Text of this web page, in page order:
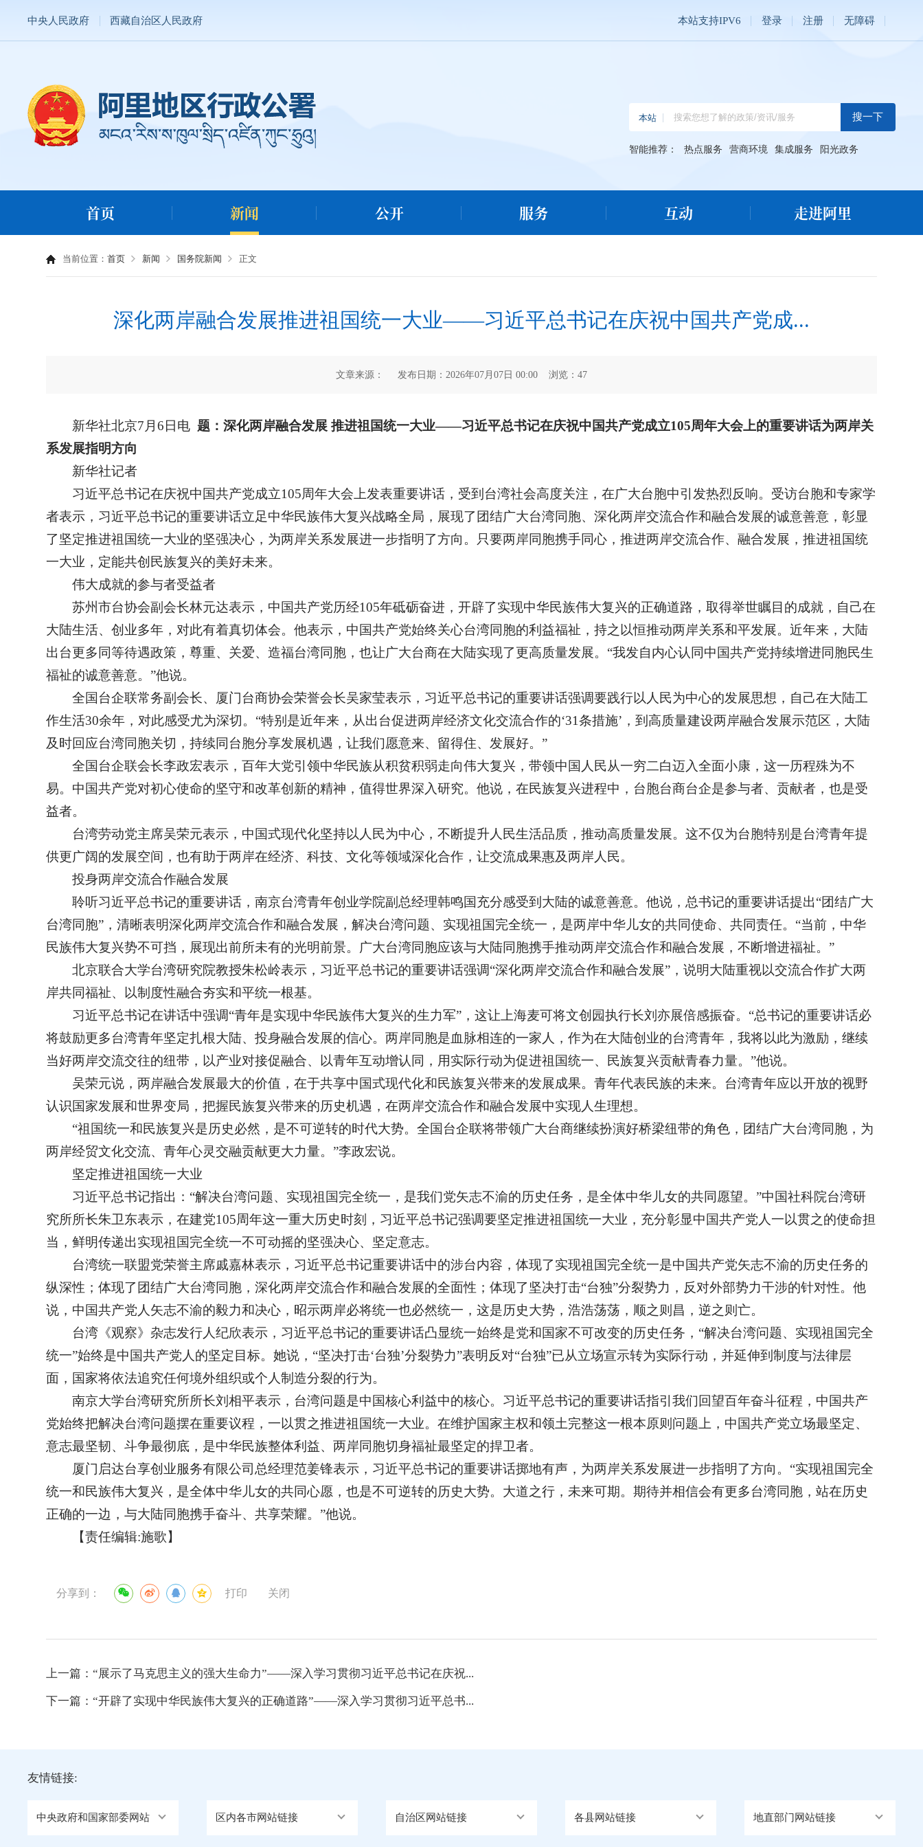
中央人民政府 西藏自治区人民政府 本站支持IPV6 登录 注册 无障碍
智能推荐： 热点服务 营商环境 集成服务 阳光政务
首页 新闻 公开 服务 互动 走进阿里
当前位置：首页 新闻 国务院新闻 正文
深化两岸融合发展推进祖国统一大业——习近平总书记在庆祝中国共产党成...
文章来源： 发布日期：2026年07月07日 00:00 浏览： 47
新华社北京7月6日电 题：深化两岸融合发展 推进祖国统一大业——习近平总书记在庆祝中国共产党成立105周年大会上的重要讲话为两岸关
系发展指明方向
新华社记者
习近平总书记在庆祝中国共产党成立105周年大会上发表重要讲话，受到台湾社会高度关注，在广大台胞中引发热烈反响。受访台胞和专家学
者表示，习近平总书记的重要讲话立足中华民族伟大复兴战略全局，展现了团结广大台湾同胞、深化两岸交流合作和融合发展的诚意善意，彰显
了坚定推进祖国统一大业的坚强决心，为两岸关系发展进一步指明了方向。只要两岸同胞携手同心，推进两岸交流合作、融合发展，推进祖国统
一大业，定能共创民族复兴的美好未来。
伟大成就的参与者受益者
苏州市台协会副会长林元达表示，中国共产党历经105年砥砺奋进，开辟了实现中华民族伟大复兴的正确道路，取得举世瞩目的成就，自己在
大陆生活、创业多年，对此有着真切体会。他表示，中国共产党始终关心台湾同胞的利益福祉，持之以恒推动两岸关系和平发展。近年来，大陆
出台更多同等待遇政策，尊重、关爱、造福台湾同胞，也让广大台商在大陆实现了更高质量发展。“我发自内心认同中国共产党持续增进同胞民生
福祉的诚意善意。”他说。
全国台企联常务副会长、厦门台商协会荣誉会长吴家莹表示，习近平总书记的重要讲话强调要践行以人民为中心的发展思想，自己在大陆工
作生活30余年，对此感受尤为深切。“特别是近年来，从出台促进两岸经济文化交流合作的‘31条措施’，到高质量建设两岸融合发展示范区，大陆
及时回应台湾同胞关切，持续同台胞分享发展机遇，让我们愿意来、留得住、发展好。”
全国台企联会长李政宏表示，百年大党引领中华民族从积贫积弱走向伟大复兴，带领中国人民从一穷二白迈入全面小康，这一历程殊为不
易。中国共产党对初心使命的坚守和改革创新的精神，值得世界深入研究。他说，在民族复兴进程中，台胞台商台企是参与者、贡献者，也是受
益者。
台湾劳动党主席吴荣元表示，中国式现代化坚持以人民为中心，不断提升人民生活品质，推动高质量发展。这不仅为台胞特别是台湾青年提
供更广阔的发展空间，也有助于两岸在经济、科技、文化等领域深化合作，让交流成果惠及两岸人民。
投身两岸交流合作融合发展
聆听习近平总书记的重要讲话，南京台湾青年创业学院副总经理韩鸣国充分感受到大陆的诚意善意。他说，总书记的重要讲话提出“团结广大
台湾同胞”，清晰表明深化两岸交流合作和融合发展，解决台湾问题、实现祖国完全统一，是两岸中华儿女的共同使命、共同责任。“当前，中华
民族伟大复兴势不可挡，展现出前所未有的光明前景。广大台湾同胞应该与大陆同胞携手推动两岸交流合作和融合发展，不断增进福祉。”
北京联合大学台湾研究院教授朱松岭表示，习近平总书记的重要讲话强调“深化两岸交流合作和融合发展”，说明大陆重视以交流合作扩大两
岸共同福祉、以制度性融合夯实和平统一根基。
习近平总书记在讲话中强调“青年是实现中华民族伟大复兴的生力军”，这让上海麦可将文创园执行长刘亦展倍感振奋。“总书记的重要讲话必
将鼓励更多台湾青年坚定扎根大陆、投身融合发展的信心。两岸同胞是血脉相连的一家人，作为在大陆创业的台湾青年，我将以此为激励，继续
当好两岸交流交往的纽带，以产业对接促融合、以青年互动增认同，用实际行动为促进祖国统一、民族复兴贡献青春力量。”他说。
吴荣元说，两岸融合发展最大的价值，在于共享中国式现代化和民族复兴带来的发展成果。青年代表民族的未来。台湾青年应以开放的视野
认识国家发展和世界变局，把握民族复兴带来的历史机遇，在两岸交流合作和融合发展中实现人生理想。
“祖国统一和民族复兴是历史必然，是不可逆转的时代大势。全国台企联将带领广大台商继续扮演好桥梁纽带的角色，团结广大台湾同胞，为
两岸经贸文化交流、青年心灵交融贡献更大力量。”李政宏说。
坚定推进祖国统一大业
习近平总书记指出：“解决台湾问题、实现祖国完全统一，是我们党矢志不渝的历史任务，是全体中华儿女的共同愿望。”中国社科院台湾研
究所所长朱卫东表示，在建党105周年这一重大历史时刻，习近平总书记强调要坚定推进祖国统一大业，充分彰显中国共产党人一以贯之的使命担
当，鲜明传递出实现祖国完全统一不可动摇的坚强决心、坚定意志。
台湾统一联盟党荣誉主席戚嘉林表示，习近平总书记重要讲话中的涉台内容，体现了实现祖国完全统一是中国共产党矢志不渝的历史任务的
纵深性；体现了团结广大台湾同胞，深化两岸交流合作和融合发展的全面性；体现了坚决打击“台独”分裂势力，反对外部势力干涉的针对性。他
说，中国共产党人矢志不渝的毅力和决心，昭示两岸必将统一也必然统一，这是历史大势，浩浩荡荡，顺之则昌，逆之则亡。
台湾《观察》杂志发行人纪欣表示，习近平总书记的重要讲话凸显统一始终是党和国家不可改变的历史任务，“解决台湾问题、实现祖国完全
统一”始终是中国共产党人的坚定目标。她说，“坚决打击‘台独’分裂势力”表明反对“台独”已从立场宣示转为实际行动，并延伸到制度与法律层
面，国家将依法追究任何境外组织或个人制造分裂的行为。
南京大学台湾研究所所长刘相平表示，台湾问题是中国核心利益中的核心。习近平总书记的重要讲话指引我们回望百年奋斗征程，中国共产
党始终把解决台湾问题摆在重要议程，一以贯之推进祖国统一大业。在维护国家主权和领土完整这一根本原则问题上，中国共产党立场最坚定、
意志最坚韧、斗争最彻底，是中华民族整体利益、两岸同胞切身福祉最坚定的捍卫者。
厦门启达台享创业服务有限公司总经理范姜锋表示，习近平总书记的重要讲话掷地有声，为两岸关系发展进一步指明了方向。“实现祖国完全
统一和民族伟大复兴，是全体中华儿女的共同心愿，也是不可逆转的历史大势。大道之行，未来可期。期待并相信会有更多台湾同胞，站在历史
正确的一边，与大陆同胞携手奋斗、共享荣耀。”他说。
【责任编辑:施歌】
分享到： 打印 关闭
上一篇：“展示了马克思主义的强大生命力”——深入学习贯彻习近平总书记在庆祝...
下一篇：“开辟了实现中华民族伟大复兴的正确道路”——深入学习贯彻习近平总书...
友情链接:
中央政府和国家部委网站 区内各市网站链接 自治区网站链接 各县网站链接 地直部门网站链接